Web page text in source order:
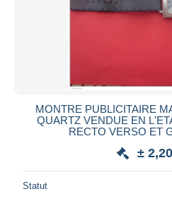
PayPal
Bancontact
iDeal
Maestro
Résidence du vendeur
Monde entier
MONTRE PUBLICITAIRE
QUARTZ VENDUE EN
RECTO VERSO ET
±
Statut